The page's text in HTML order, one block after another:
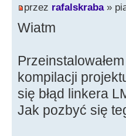
przez rafalskraba»
Wiatm
kompilacji
się błąd linkera
Jak pozbyć się